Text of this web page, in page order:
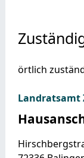
örtlich
Landratsamt